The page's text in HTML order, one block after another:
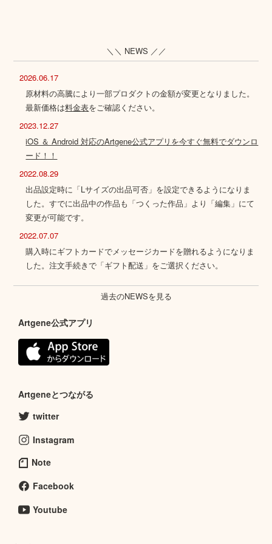
＼＼ NEWS ／／
2026.06.17
原材料の高騰により一部プロダクトの金額が変更となりました。
最新価格は料金表をご確認ください。
2023.12.27
iOS ＆ Android 対応のArtgene公式アプリを今すぐ無料でダウンロ
ード！！
2022.08.29
出品設定時に「Lサイズの出品可否」を設定できるようになりま
した。すでに出品中の作品も「つくった作品」より「編集」にて
変更が可能です。
2022.07.07
購入時にギフトカードでメッセージカードを贈れるようになりま
した。注文手続きで「ギフト配送」をご選択ください。
過去のNEWSを見る
Artgene公式アプリ
Artgeneとつながる
twitter
Instagram
Note
Facebook
Youtube